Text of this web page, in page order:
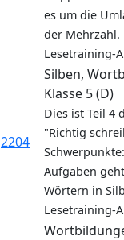
es um die
der Mehrzahl.
Lesetraining-
2204
Silben,
Klasse 5 (D)
Dies ist Teil 4
"Richtig
Aufgaben
Wörtern in
Lesetraining-